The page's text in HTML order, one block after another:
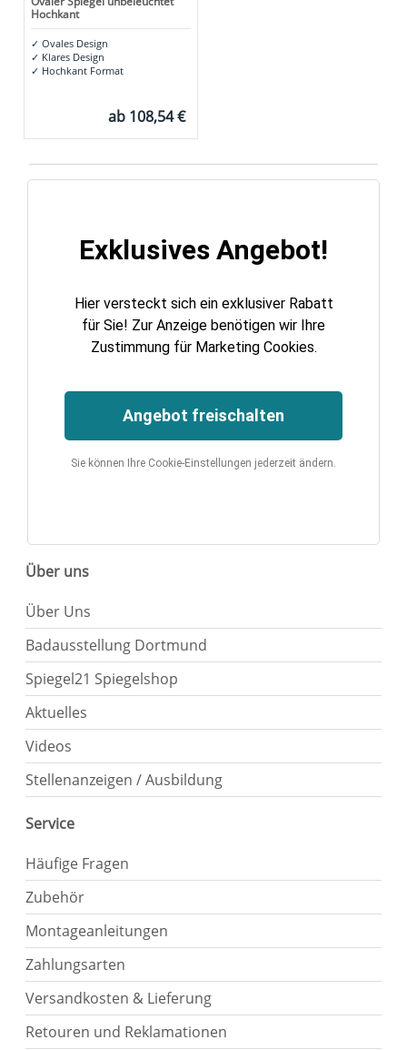
Hochkant
✓ Ovales Design
✓ Klares Design
✓ Hochkant Format
ab 108,54 €
Exklusives Angebot!
Hier versteckt sich ein exklusiver Rabatt
für Sie! Zur Anzeige benötigen wir Ihre
Zustimmung für Marketing Cookies.
Angebot freischalten
Sie können Ihre Cookie-Einstellungen jederzeit ändern.
Über uns
Über Uns
Badausstellung Dortmund
Spiegel21 Spiegelshop
Aktuelles
Videos
Stellenanzeigen / Ausbildung
Service
Häufige Fragen
Zubehör
Montageanleitungen
Zahlungsarten
Versandkosten & Lieferung
Retouren und Reklamationen